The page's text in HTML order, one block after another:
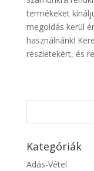
termékeket
megoldás kerül
használnánk!
részletekért, és
Kategóriák
Adás-Vétel